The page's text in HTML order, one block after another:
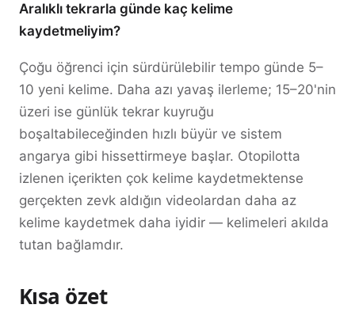
Aralıklı tekrarla günde kaç kelime
kaydetmeliyim?
Çoğu öğrenci için sürdürülebilir tempo günde 5–
10 yeni kelime. Daha azı yavaş ilerleme; 15–20'nin
üzeri ise günlük tekrar kuyruğu
boşaltabileceğinden hızlı büyür ve sistem
angarya gibi hissettirmeye başlar. Otopilotta
izlenen içerikten çok kelime kaydetmektense
gerçekten zevk aldığın videolardan daha az
kelime kaydetmek daha iyidir — kelimeleri akılda
tutan bağlamdır.
Kısa özet